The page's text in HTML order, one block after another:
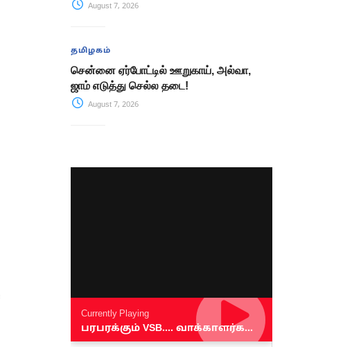
August 7, 2026
தமிழகம்
சென்னை ஏர்போட்டில் ஊறுகாய், அல்வா,
ஜாம் எடுத்து செல்ல தடை!
August 7, 2026
Currently Playing
பரபரக்கும் VSB.... வாக்காளர்கள் சொல்வது என்ன?? #senthilbalaji #erodeelection